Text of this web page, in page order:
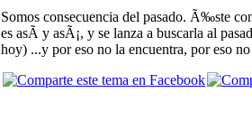
Somos consecuencia del pasado. Ã‰ste
es asÃ­ y asÃ¡, y se lanza a buscarla al
hoy) ...y por eso no la encuentra, por eso